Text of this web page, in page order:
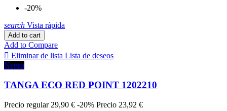
2
3 22
36
36-38 1
38 155
40 178
42 179
-20%
search Vista rápida
Add to cart
Add to Compare
 Eliminar de lista Lista de deseos
Negro
TANGA ECO RED POINT 1202210
Precio regular 29,90 € -20% Precio 23,92 €